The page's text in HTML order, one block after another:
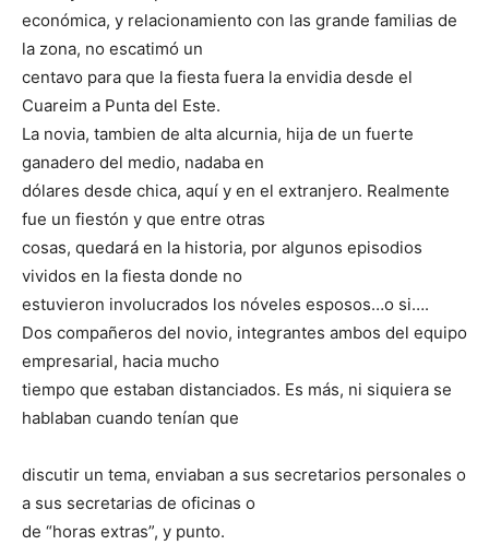
económica, y relacionamiento con las grande familias de
la zona, no escatimó un
centavo para que la fiesta fuera la envidia desde el
Cuareim a Punta del Este.
La novia, tambien de alta alcurnia, hija de un fuerte
ganadero del medio, nadaba en
dólares desde chica, aquí y en el extranjero. Realmente
fue un fiestón y que entre otras
cosas, quedará en la historia, por algunos episodios
vividos en la fiesta donde no
estuvieron involucrados los nóveles esposos…o si….
Dos compañeros del novio, integrantes ambos del equipo
empresarial, hacia mucho
tiempo que estaban distanciados. Es más, ni siquiera se
hablaban cuando tenían que
discutir un tema, enviaban a sus secretarios personales o
a sus secretarias de oficinas o
de “horas extras”, y punto.